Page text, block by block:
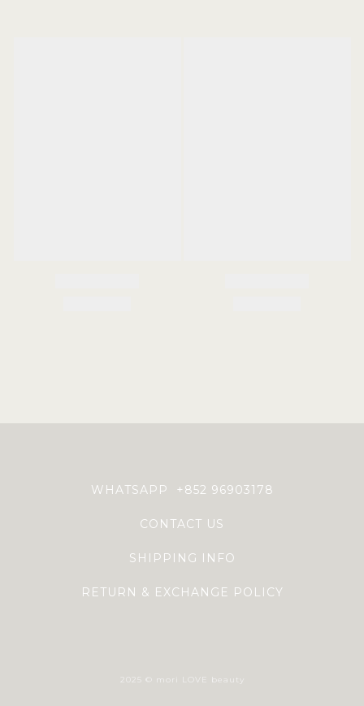
WHATSAPP +852 96903178
CONTACT US
SHIPPING INFO
RETURN & EXCHANGE POLICY
2025 © mori LOVE beauty